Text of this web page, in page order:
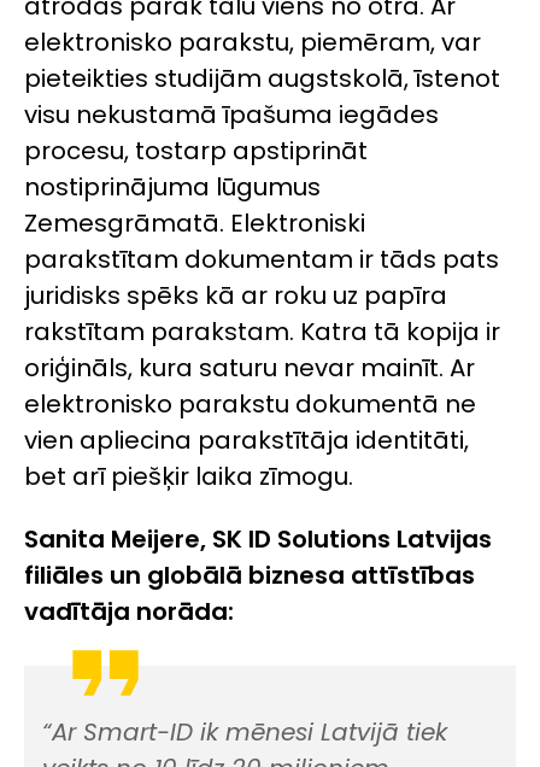
elektronisko parakstu, piemēram, var
pieteikties studijām augstskolā, īstenot
visu nekustamā īpašuma iegādes
procesu, tostarp apstiprināt
nostiprinājuma lūgumus
Zemesgrāmatā. Elektroniski
parakstītam dokumentam ir tāds pats
juridisks spēks kā ar roku uz papīra
rakstītam parakstam. Katra tā kopija ir
oriģināls, kura saturu nevar mainīt. Ar
elektronisko parakstu dokumentā ne
vien apliecina parakstītāja identitāti,
bet arī piešķir laika zīmogu.
Sanita Meijere, SK ID Solutions Latvijas
filiāles un globālā biznesa attīstības
vadītāja norāda:
“Ar Smart-ID ik mēnesi Latvijā tiek